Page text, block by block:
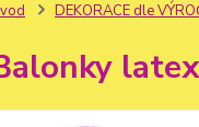
DEKORACE dle